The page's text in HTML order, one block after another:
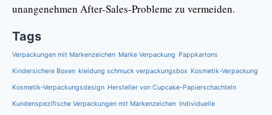
unangenehmen After-Sales-Probleme zu vermeiden.
Tags
Verpackungen mit Markenzeichen Marke Verpackung Pappkartons
Kindersichere Boxen kleidung schmuck verpackungsbox Kosmetik-Verpackung
Kosmetik-Verpackungsdesign Hersteller von Cupcake-Papierschachteln
Kundenspezifische Verpackungen mit Markenzeichen Individuelle